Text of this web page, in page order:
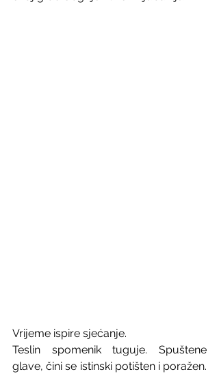
Vrijeme ispire sjećanje.
Teslin spomenik tuguje. Spuštene
glave, čini se istinski potišten i poražen.